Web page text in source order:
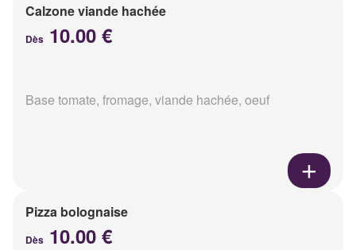
Calzone viande hachée
Dès 10.00 €
Base tomate, fromage, viande hachée, oeuf
Pizza bolognaise
Dès 10.00 €